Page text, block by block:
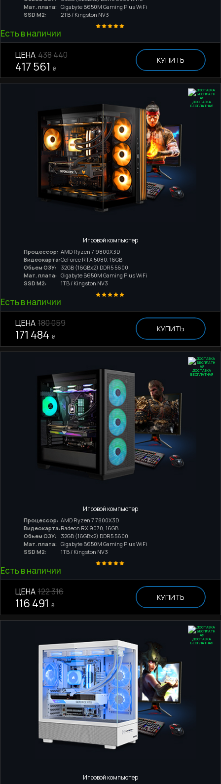
Мат. плата:
Gigabyte B650M Gaming Plus WiFi
SSD M2:
2TB / Kingston NV3
Есть в наличии
ЦЕНА 438 440
417 561 ₴
КУПИТЬ
ДОСТАВКА
БЕСПЛАТНАЯ
Игровой компьютер
Процессор: AMD Ryzen 7 9800X3D
Видеокарта:GeForce RTX 5080, 16GB
Обьем ОЗУ:
32GB (16GBx2) DDR5 5600
Мат. плата:
Gigabyte B650M Gaming Plus WiFi
SSD M2:
1TB / Kingston NV3
Есть в наличии
ЦЕНА 180 059
171 484 ₴
КУПИТЬ
ДОСТАВКА
БЕСПЛАТНАЯ
Игровой компьютер
Процессор: AMD Ryzen 7 7800X3D
Видеокарта: Radeon RX 9070, 16GB
Обьем ОЗУ:
32GB (16GBx2) DDR5 5600
Мат. плата:
Gigabyte B650M Gaming Plus WiFi
SSD M2:
1TB / Kingston NV3
Есть в наличии
ЦЕНА 122 316
116 491 ₴
КУПИТЬ
ДОСТАВКА
БЕСПЛАТНАЯ
Игровой компьютер